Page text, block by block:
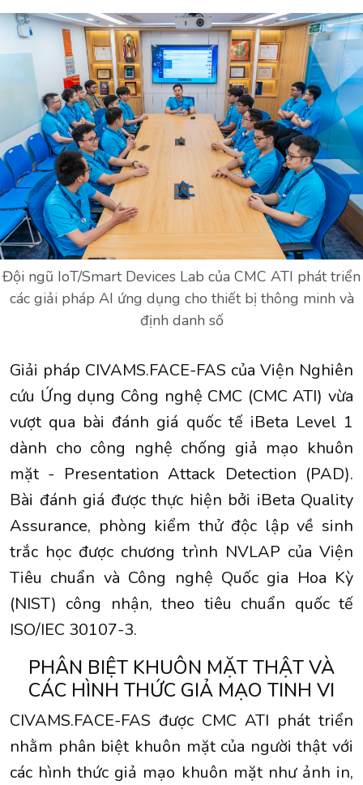
Đội ngũ IoT/Smart Devices Lab của CMC ATI phát triển
các giải pháp AI ứng dụng cho thiết bị thông minh và
định danh số
Giải pháp CIVAMS.FACE-FAS của Viện Nghiên
cứu Ứng dụng Công nghệ CMC (CMC ATI) vừa
vượt qua bài đánh giá quốc tế iBeta Level 1
dành cho công nghệ chống giả mạo khuôn
mặt - Presentation Attack Detection (PAD).
Bài đánh giá được thực hiện bởi iBeta Quality
Assurance, phòng kiểm thử độc lập về sinh
trắc học được chương trình NVLAP của Viện
Tiêu chuẩn và Công nghệ Quốc gia Hoa Kỳ
(NIST) công nhận, theo tiêu chuẩn quốc tế
ISO/IEC 30107-3.
PHÂN BIỆT KHUÔN MẶT THẬT VÀ
CÁC HÌNH THỨC GIẢ MẠO TINH VI
CIVAMS.FACE-FAS được CMC ATI phát triển
nhằm phân biệt khuôn mặt của người thật với
các hình thức giả mạo khuôn mặt như ảnh in,